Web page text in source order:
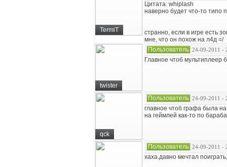
TermiT
Цитата: whiplash
наверно будет что-то типо
странно, если в игре есть
мне, что он похож на л4д =/
twister
Пользователь 24-09-2011 -
Главное чтоб мультиплеер
qck
Пользователь 24-09-2011 -
главное чтоб графа была
на геймлей как-то по
Пользователь 24-09-2011 -
хаха.давно мечтал